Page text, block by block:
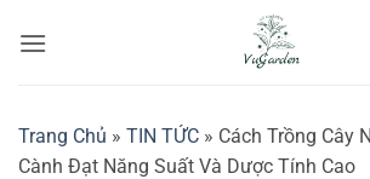
qua
Trang Chủ » TIN TỨC » Cách Trồng Cây
Cành Đạt Năng Suất Và Dược Tính Cao